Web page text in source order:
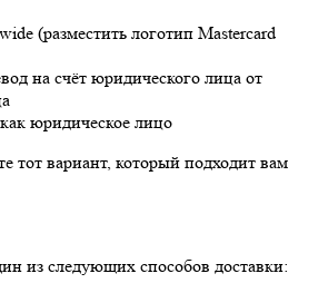
(разместить логотип Mastercard
на счёт юридического лица от
юридическое лицо
тот вариант, который подходит вам
из следующих способов доставки: